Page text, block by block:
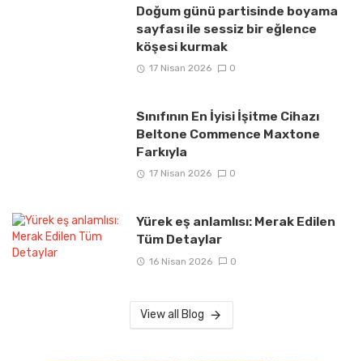
Doğum günü partisinde boyama
sayfası ile sessiz bir eğlence
köşesi kurmak
17 Nisan 2026 0
Sınıfının En İyisi İşitme Cihazı
Beltone Commence Maxtone
Farkıyla
17 Nisan 2026 0
Yürek eş anlamlısı: Merak Edilen
Tüm Detaylar
16 Nisan 2026 0
View all Blog